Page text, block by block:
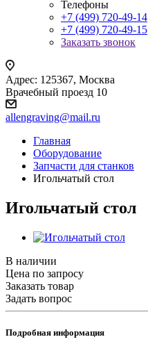
Телефоны
+7 (499) 720-49-14
+7 (499) 720-49-15
Заказать звонок
Адрес: 125367, Москва
Врачебный проезд 10
allengraving@mail.ru
Главная
Оборудование
Запчасти для станков
Игольчатый стол
Игольчатый стол
В наличии
Цена по запросу
Заказать товар
Задать вопрос
Подробная информация